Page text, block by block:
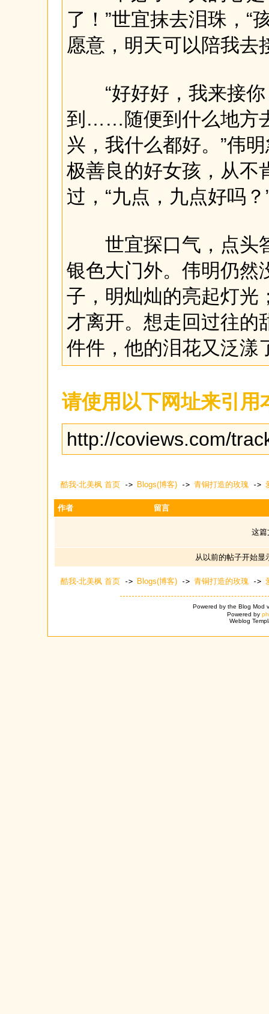
了！”世宜抹去泪珠，“
愿意，明天可以陪我
“好好好，我来接你
到……随便到什么地方
兴，我什么都好。”伟
极善良的好女孩，从不
过，“九点，九点好吗？
世宜探口气，点头
银色大门外。伟明仍然
子，明灿灿的亮起灯光
才离开。想走回过往的
件件，他的泪花又泛漾
请使用以下网址来引用
http://coviews.com/
酷我-北美枫 首页 -> Blogs(博客) -> 青铜打造的玫瑰 ->
作者 留言
这篇
从以前的帖子开始
酷我-北美枫 首页 -> Blogs(博客) -> 青铜打造的玫瑰 ->
Powered by the Blog Mod
Powered by
Weblog